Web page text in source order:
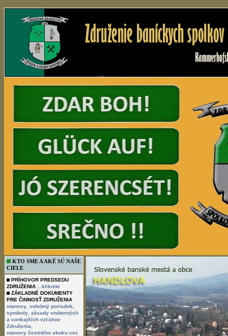
KTO SME A AKÉ SÚ NAŠE
CIELE
PRÍHOVOR PREDSEDU
ZDRUŽENIA
...kliknite
ZÁKLADNÉ DOKUMENTY
PRE ČINNOSŤ ZDRUŽENIA
stanovy volebný poriadok
symboly zásady vnútorných
a vonkajších vzťahov
Združenia,
stanovy čestného skoku cez